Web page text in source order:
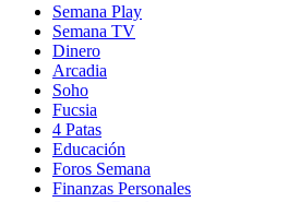
Semana Play
Semana TV
Dinero
Arcadia
Soho
in
new
window
Fucsia
in
new
window
4 Patas
Educación
Foros Semana
Finanzas Personales